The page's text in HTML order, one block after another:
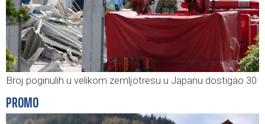
Broj poginulih u velikom zemljotresu u Japanu dostigao 30
PROMO